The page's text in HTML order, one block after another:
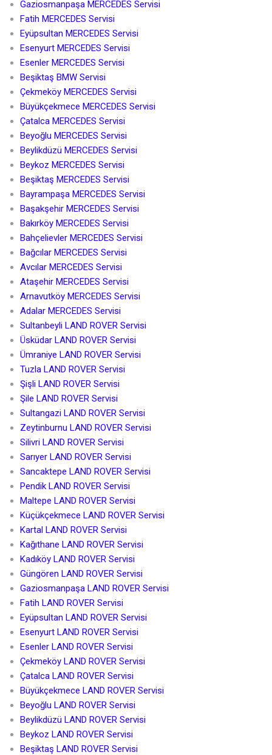
Gaziosmanpaşa MERCEDES Servisi
Fatih MERCEDES Servisi
Eyüpsultan MERCEDES Servisi
Esenyurt MERCEDES Servisi
Esenler MERCEDES Servisi
Beşiktaş BMW Servisi
Çekmeköy MERCEDES Servisi
Büyükçekmece MERCEDES Servisi
Çatalca MERCEDES Servisi
Beyoğlu MERCEDES Servisi
Beylikdüzü MERCEDES Servisi
Beykoz MERCEDES Servisi
Beşiktaş MERCEDES Servisi
Bayrampaşa MERCEDES Servisi
Başakşehir MERCEDES Servisi
Bakırköy MERCEDES Servisi
Bahçelievler MERCEDES Servisi
Bağcılar MERCEDES Servisi
Avcılar MERCEDES Servisi
Ataşehir MERCEDES Servisi
Arnavutköy MERCEDES Servisi
Adalar MERCEDES Servisi
Sultanbeyli LAND ROVER Servisi
Üsküdar LAND ROVER Servisi
Ümraniye LAND ROVER Servisi
Tuzla LAND ROVER Servisi
Şişli LAND ROVER Servisi
Şile LAND ROVER Servisi
Sultangazi LAND ROVER Servisi
Zeytinburnu LAND ROVER Servisi
Silivri LAND ROVER Servisi
Sarıyer LAND ROVER Servisi
Sancaktepe LAND ROVER Servisi
Pendik LAND ROVER Servisi
Maltepe LAND ROVER Servisi
Küçükçekmece LAND ROVER Servisi
Kartal LAND ROVER Servisi
Kağıthane LAND ROVER Servisi
Kadıköy LAND ROVER Servisi
Güngören LAND ROVER Servisi
Gaziosmanpaşa LAND ROVER Servisi
Fatih LAND ROVER Servisi
Eyüpsultan LAND ROVER Servisi
Esenyurt LAND ROVER Servisi
Esenler LAND ROVER Servisi
Çekmeköy LAND ROVER Servisi
Çatalca LAND ROVER Servisi
Büyükçekmece LAND ROVER Servisi
Beyoğlu LAND ROVER Servisi
Beylikdüzü LAND ROVER Servisi
Beykoz LAND ROVER Servisi
Beşiktaş LAND ROVER Servisi